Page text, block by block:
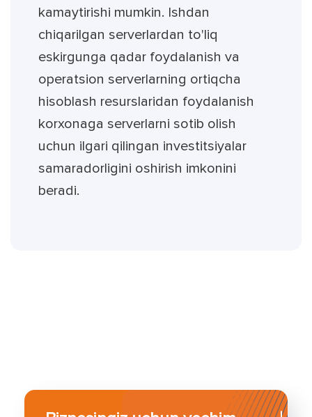
kamaytirishi mumkin. Ishdan
chiqarilgan serverlardan to'liq
eskirgunga qadar foydalanish va
operatsion serverlarning ortiqcha
hisoblash resurslaridan foydalanish
korxonaga serverlarni sotib olish
uchun ilgari qilingan investitsiyalar
samaradorligini oshirish imkonini
beradi.